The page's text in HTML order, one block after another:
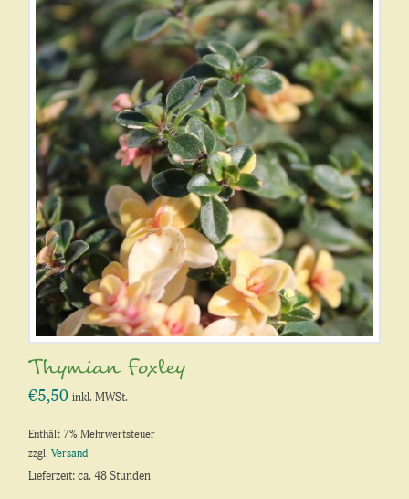
Thymian Foxley
€5,50 inkl. MWSt.
Enthält 7% Mehrwertsteuer
zzgl.Versand
Lieferzeit: ca. 48 Stunden